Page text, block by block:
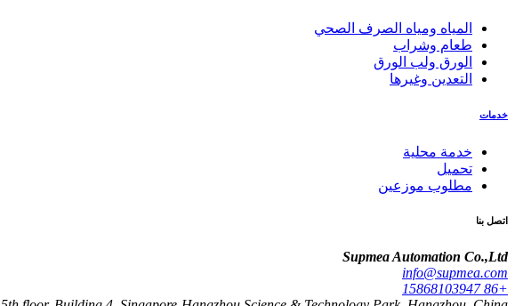
المياه ومياه الصرف الصحي
طعام وشراب
الورق ولب الورق
التعدين وغيرها
خدمات
خدمة محلية
تحميل
مطلوب موزعين
اتصل بنا
Supmea Automation Co.,Ltd
info@supmea.com
+86 15868103947